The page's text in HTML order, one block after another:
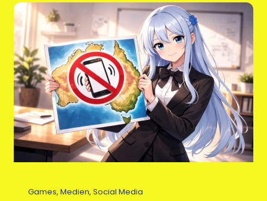
Games, Medien, Social Media